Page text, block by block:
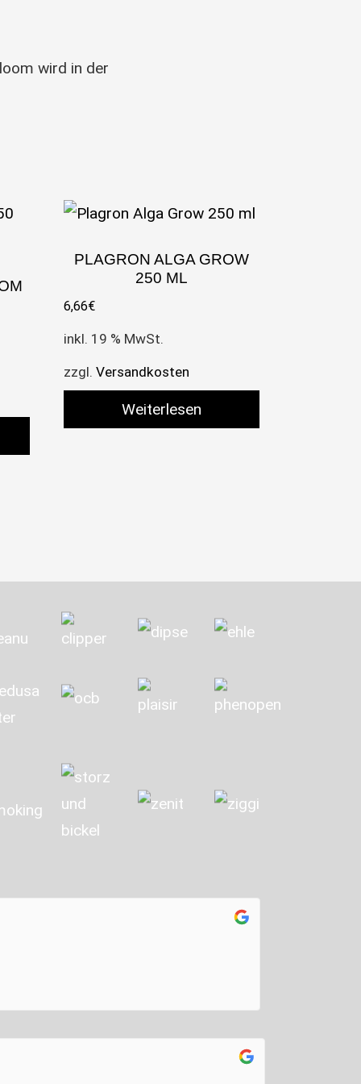
wird in der
PLAGRON ALGA GROW
250 ML
6,66€
inkl. 19 % MwSt.
zzgl.Versandkosten
Weiterlesen